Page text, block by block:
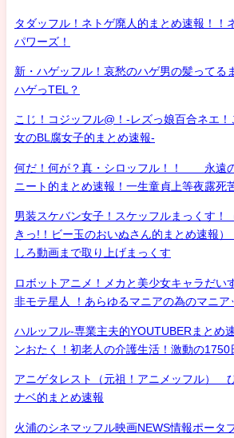
タダッフル！ネトゲ廃人的まとめ速報！！
パワーズ！
新・ハゲッフル！哀愁のハゲ男の髪ってる
ハゲっTEL？
こじ！コジッフル@！-レズっ娘百合ネエ
女のBL腐女子的まとめ速報-
何だ！何が？真・シロッフル！！ 永遠
ニート的まとめ速報！一生童貞上等夜露死
男装スケバン女子！スケッフルまっくす！
きっ!！ビー玉のおいぬさん的まとめ速報
しろ動画まで取り上げまっくす
ロボットアニメ！メカと美少女キャラだい
非モテ星人 ！あらゆるマニアの為のマニア
ハルッフル-専業主夫的YOUTUBERまとめ
ンおたく！初老人の介護生活！激動の1750
アニゲタレスト（元祖！アニメッフル）
ナベ的まとめ速報
火浦のシネマッフル映画NEWS情報ポータ